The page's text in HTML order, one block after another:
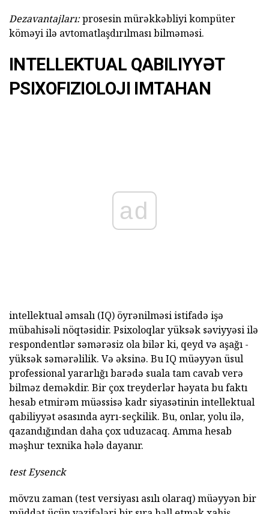
Dezavantajları:prosesin mürəkkəbliyi kompüter
köməyi ilə avtomatlaşdırılması bilməməsi.
INTELLEKTUAL QABILIYYƏT
PSIXOFIZIOLOJI IMTAHAN
ad
intellektual əmsalı (IQ) öyrənilməsi istifadə işə
mübahisəli nöqtəsidir. Psixoloqlar yüksək səviyyəsi ilə
respondentlər səmərəsiz ola bilər ki, qeyd və aşağı -
yüksək səmərəlilik. Və əksinə. Bu IQ müəyyən üsul
professional yararlığı barədə suala tam cavab verə
bilməz deməkdir. Bir çox treyderlər həyata bu faktı
hesab etmirəm müəssisə kadr siyasətinin intellektual
qabiliyyət əsasında ayrı-seçkilik. Bu, onlar, yolu ilə,
qazandığından daha çox uduzacaq. Amma hesab
məşhur texnika hələ dayanır.
test Eysenck
mövzu zaman (test versiyası asılı olaraq) müəyyən bir